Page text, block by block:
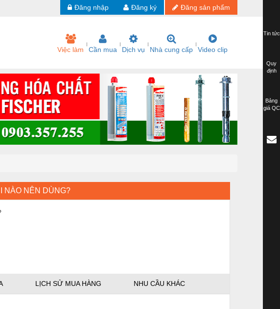
Đăng sản phẩm
Đăng ký
Đăng nhập
Việc làm Cần mua Dịch vụ Nhà cung cấp Video clip
NÀO NÊN DÙNG?
LỊCH SỬ MUA HÀNG NHU CẦU KHÁC
Tin tức
Quy
định
Bảng
giá QC